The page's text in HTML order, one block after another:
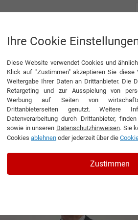
Sache als Antrieb
Antrieb
Grünhain GmbH
Ihre Cookie
Diese Website verwendet Cookies und
Klick auf "Zustimmen" akzeptieren Sie diese
Weitergabe Ihrer Daten an Drittanbieter. Die
Retargeting und zur Ausspielung von
Werbung auf Seiten von
Drittanbieterseiten genutzt. Weitere
Datenverarbeitung durch Drittanbieter,
sowie in unseren Datenschutzhinweisen. Sie
Cookies ablehnen oder jederzeit über die
Zustimmen